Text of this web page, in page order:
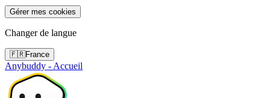
Gérer mes cookies
Changer de langue
🇫🇷France
Anybuddy - Accueil